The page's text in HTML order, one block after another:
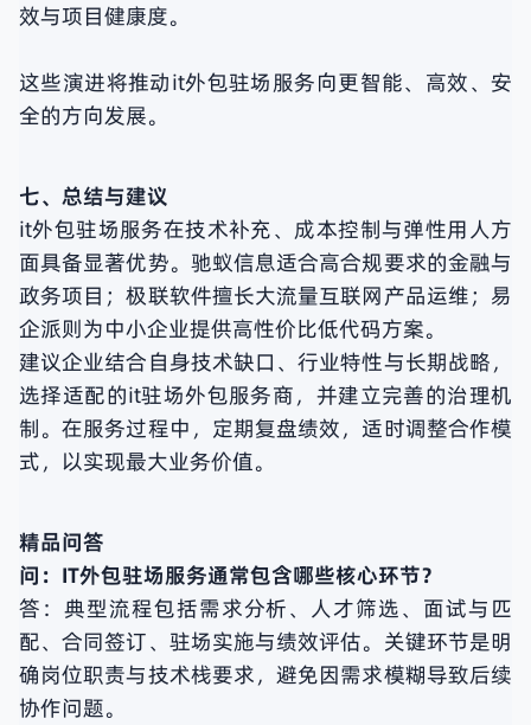
效与项目健康度。
这些演进将推动it外包驻场服务向更智能、高效、安
全的方向发展。
七、总结与建议
it外包驻场服务在技术补充、成本控制与弹性用人方
面具备显著优势。驰蚁信息适合高合规要求的金融与
政务项目；极联软件擅长大流量互联网产品运维；易
企派则为中小企业提供高性价比低代码方案。
建议企业结合自身技术缺口、行业特性与长期战略，
选择适配的it驻场外包服务商，并建立完善的治理机
制。在服务过程中，定期复盘绩效，适时调整合作模
式，以实现最大业务价值。
精品问答
问：IT外包驻场服务通常包含哪些核心环节？
答：典型流程包括需求分析、人才筛选、面试与匹
配、合同签订、驻场实施与绩效评估。关键环节是明
确岗位职责与技术栈要求，避免因需求模糊导致后续
协作问题。